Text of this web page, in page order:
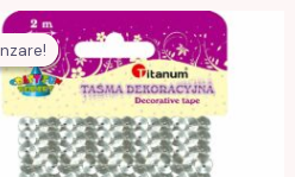
Prețul
inițial
a
fost:
10,00 MDL.
curent
este:
6,00 MDL.